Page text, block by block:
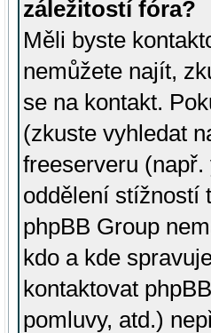
záležitostí fóra?
Měli byste
nemůžete najít,
se na kontakt.
(zkuste vyhledat
freeserveru
oddělení stížností
phpBB Group
kdo a kde
kontaktovat
pomluvy, atd.)